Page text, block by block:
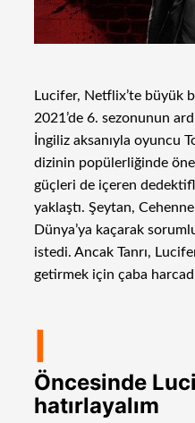
Lucifer, Netflix’te büyük
2021’de 6. sezonunun
İngiliz aksanıyla oyuncu
dizinin popülerliğinde
güçleri de içeren
yaklaştı. Şeytan,
Dünya’ya kaçarak
istedi. Ancak Tanrı,
getirmek için çaba
I
Öncesinde
hatırlayalım